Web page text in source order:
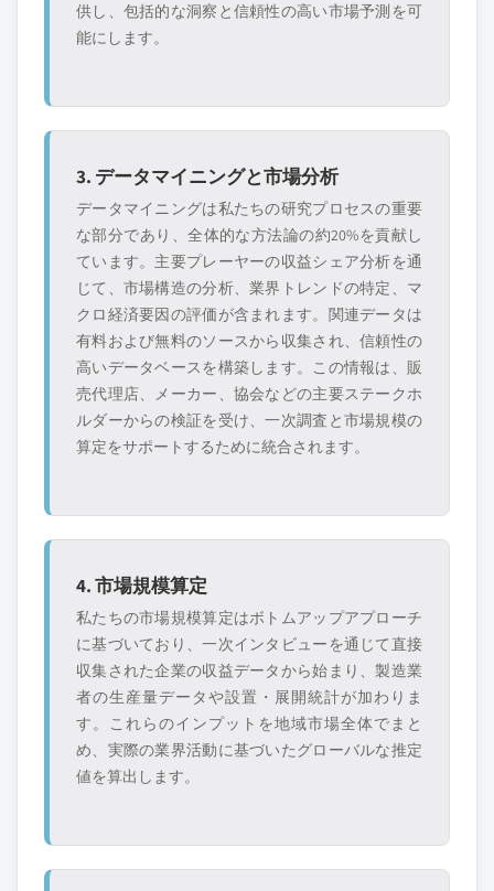
供し、包括的な洞察と信頼性の高い市場予測を可
能にします。
3. データマイニングと市場分析
データマイニングは私たちの研究プロセスの重要
な部分であり、全体的な方法論の約20%を貢献し
ています。主要プレーヤーの収益シェア分析を通
じて、市場構造の分析、業界トレンドの特定、マ
クロ経済要因の評価が含まれます。関連データは
有料および無料のソースから収集され、信頼性の
高いデータベースを構築します。この情報は、販
売代理店、メーカー、協会などの主要ステークホ
ルダーからの検証を受け、一次調査と市場規模の
算定をサポートするために統合されます。
4. 市場規模算定
私たちの市場規模算定はボトムアップアプローチ
に基づいており、一次インタビューを通じて直接
収集された企業の収益データから始まり、製造業
者の生産量データや設置・展開統計が加わりま
す。これらのインプットを地域市場全体でまと
め、実際の業界活動に基づいたグローバルな推定
値を算出します。